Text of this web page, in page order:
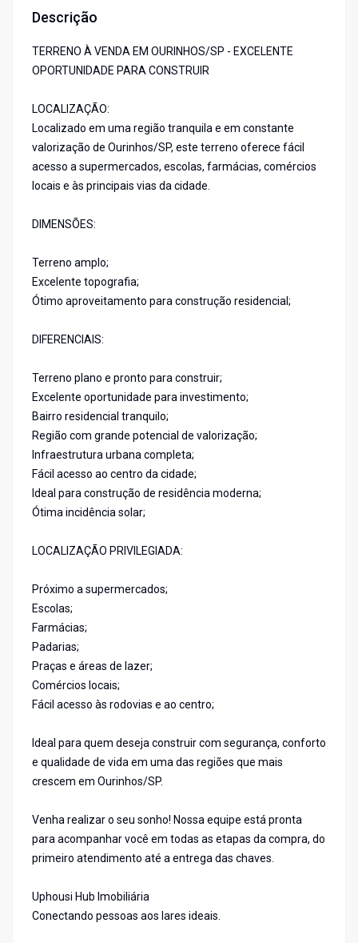
Descrição
TERRENO À VENDA EM OURINHOS/SP - EXCELENTE
OPORTUNIDADE PARA CONSTRUIR
LOCALIZAÇÃO:
Localizado em uma região tranquila e em constante
valorização de Ourinhos/SP, este terreno oferece fácil
acesso a supermercados, escolas, farmácias, comércios
locais e às principais vias da cidade.
DIMENSÕES:
Terreno amplo;
Excelente topografia;
Ótimo aproveitamento para construção residencial;
DIFERENCIAIS:
Terreno plano e pronto para construir;
Excelente oportunidade para investimento;
Bairro residencial tranquilo;
Região com grande potencial de valorização;
Infraestrutura urbana completa;
Fácil acesso ao centro da cidade;
Ideal para construção de residência moderna;
Ótima incidência solar;
LOCALIZAÇÃO PRIVILEGIADA:
Próximo a supermercados;
Escolas;
Farmácias;
Padarias;
Praças e áreas de lazer;
Comércios locais;
Fácil acesso às rodovias e ao centro;
Ideal para quem deseja construir com segurança, conforto
e qualidade de vida em uma das regiões que mais
crescem em Ourinhos/SP.
Venha realizar o seu sonho! Nossa equipe está pronta
para acompanhar você em todas as etapas da compra, do
primeiro atendimento até a entrega das chaves.
Uphousi Hub Imobiliária
Conectando pessoas aos lares ideais.